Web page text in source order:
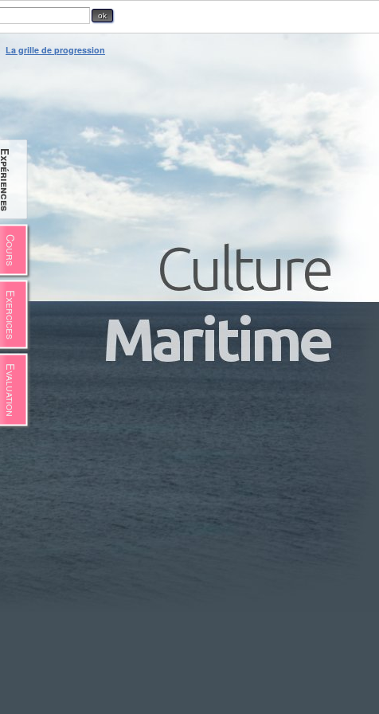
La grille de progression
Expériences
Cours
Exercices
Evaluation